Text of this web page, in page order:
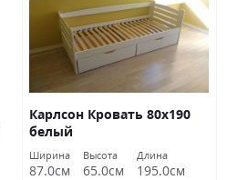
Карлсон Кровать 80х190
белый
Ширина
87.0см
Высота
65.0см
Длина
195.0см